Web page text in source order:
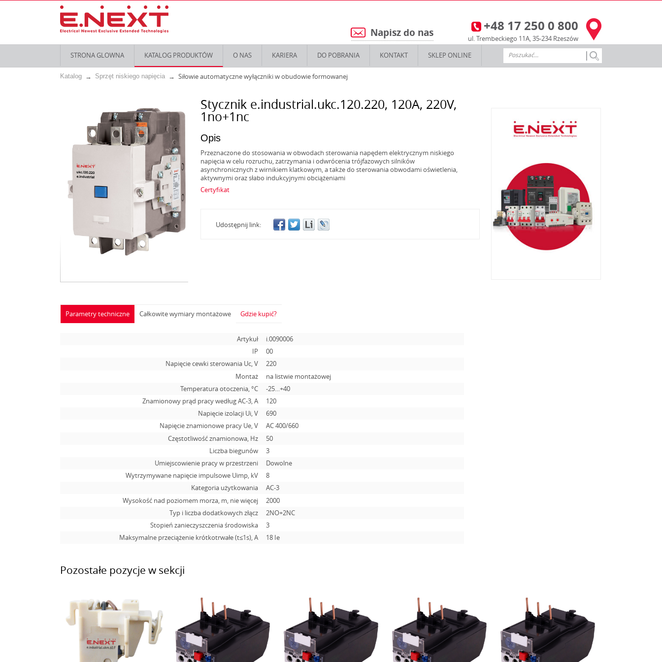
3 +48 17 250 0 800
ul. Trembeckiego 11A, 35-234 Rzeszów
5 Napisz do nas
STRONA GLOWNA KATALOG PRODUKTÓW O NAS KARIERA DO POBRANIA KONTAKT SKLEP ONLINE
Katalog Sprzęt niskiego napięcia Siłowie automatyczne wyłączniki w obudowie formowanej
Stycznik e.industrial.ukc.120.220, 120А, 220V,
1no+1nc
Opis
Przeznaczone do stosowania w obwodach sterowania napędem elektrycznym niskiego
napięcia w celu rozruchu, zatrzymania i odwrócenia trójfazowych silników
asynchronicznych z wirnikiem klatkowym, a także do sterowania obwodami oświetlenia,
aktywnymi oraz słabo indukcyjnymi obciążeniami
Certyfikat
Udostępnij link:
Parametry techniczne
Artykuł
i.0090006
IP
00
Napięcie cewki sterowania Uc, V
220
Montaż
na listwie montażowej
Temperatura otoczenia, °С
-25…+40
Znamionowy prąd pracy według AC-3, A
120
Napięcie izolacji Ui, V
690
Napięcie znamionowe pracy Ue, V
АС 400/660
Częstotliwość znamionowa, Hz
50
Liczba biegunów
3
Umiejscowienie pracy w przestrzeni
Dowolne
Wytrzymywane napięcie impulsowe Uimp, kV
8
Kategoria użytkowania
АС-3
Wysokość nad poziomem morza, m, nie więcej
2000
Typ i liczba dodatkowych złącz
2NO+2NC
Stopień zanieczyszczenia środowiska
3
Maksymalne przeciążenie krótkotrwałe (t≤1s), A
18 Ie
Całkowite wymiary montażowe Gdzie kupić?
Pozostałe pozycje w sekcji